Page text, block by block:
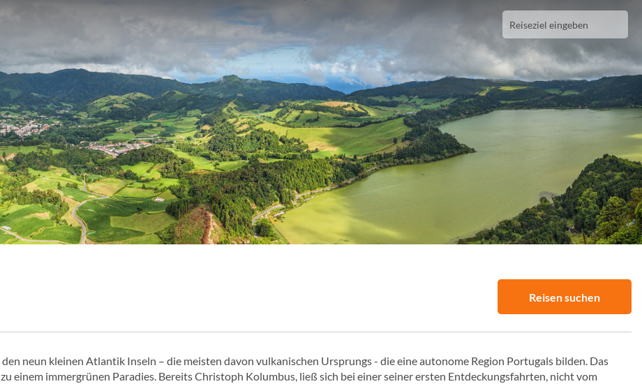
Reisen suchen
neun kleinen Atlantik Inseln – die meisten davon vulkanischen Ursprungs - die eine autonome Region Portugals bilden. Das
einem immergrünen Paradies. Bereits Christoph Kolumbus, ließ sich bei einer seiner ersten Entdeckungsfahrten, nicht vom